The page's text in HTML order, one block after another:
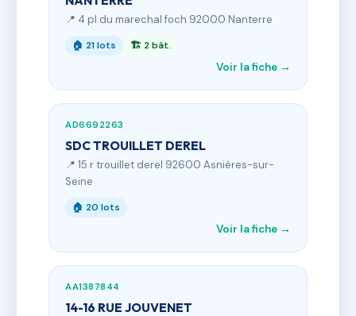
📍 4 pl du marechal foch 92000 Nanterre
🏠 21 lots 🏗 2 bât.
Voir la fiche →
AD6692263
SDC TROUILLET DEREL
📍 15 r trouillet derel 92600 Asnières-sur-
Seine
🏠 20 lots
Voir la fiche →
AA1387844
14-16 RUE JOUVENET